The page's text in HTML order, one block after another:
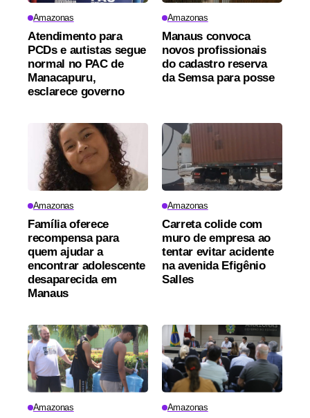
Amazonas
Atendimento para
PCDs e autistas segue
normal no PAC de
Manacapuru,
esclarece governo
Amazonas
Manaus convoca
novos profissionais
do cadastro reserva
da Semsa para posse
Amazonas
Família oferece
recompensa para
quem ajudar a
encontrar adolescente
desaparecida em
Manaus
Amazonas
Carreta colide com
muro de empresa ao
tentar evitar acidente
na avenida Efigênio
Salles
Amazonas Amazonas